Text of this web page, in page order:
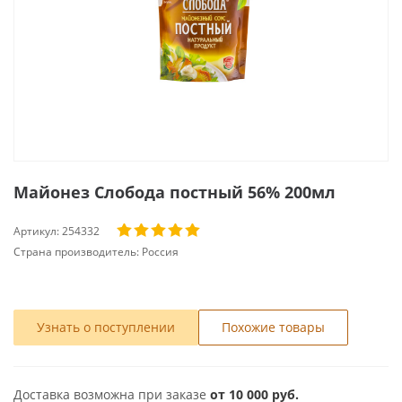
Майонез Слобода постный 56% 200мл
Артикул:254332
Страна производитель: Россия
Узнать о поступлении Похожие товары
Доставка возможна при заказе от 10 000 руб.